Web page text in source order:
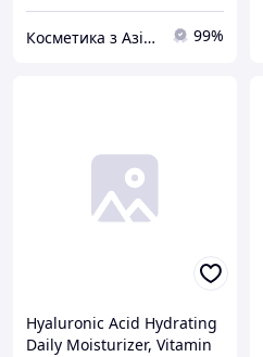
Косметика з Азії, в роздріб по оптовим цінам! 99%
Hyaluronic Acid Hydrating
Daily Moisturizer, Vitamin